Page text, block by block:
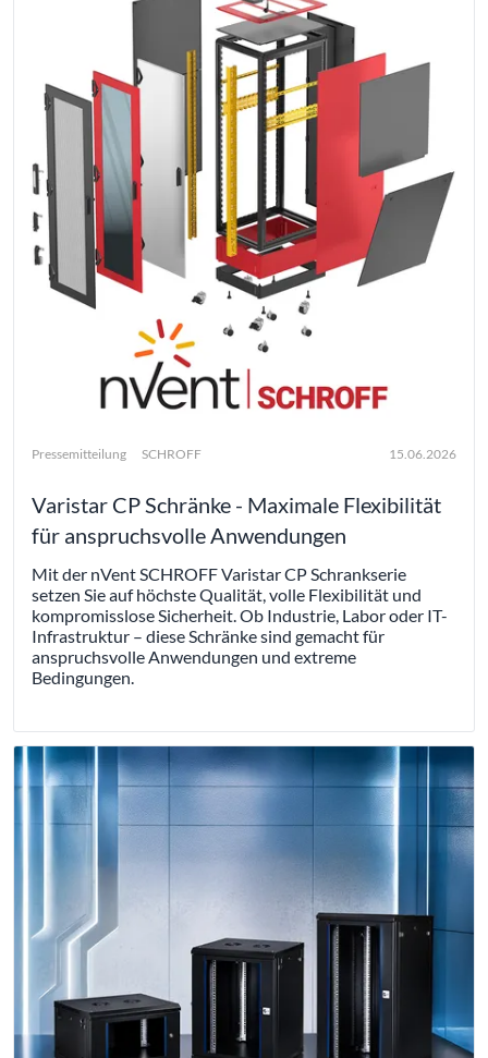
Pressemitteilung SCHROFF 15.06.2026
Varistar CP Schränke - Maximale Flexibilität
für anspruchsvolle Anwendungen
Mit der nVent SCHROFF Varistar CP Schrankserie
setzen Sie auf höchste Qualität, volle Flexibilität und
kompromisslose Sicherheit. Ob Industrie, Labor oder IT-
Infrastruktur – diese Schränke sind gemacht für
anspruchsvolle Anwendungen und extreme
Bedingungen.